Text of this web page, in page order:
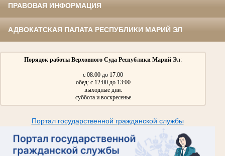
ПРАВОВАЯ ИНФОРМАЦИЯ
АДВОКАТСКАЯ ПАЛАТА РЕСПУБЛИКИ МАРИЙ ЭЛ
Порядок работы Верховного Суда Республики Марий Эл:
с 08:00 до 17:00
обед: с 12:00 до 13:00
выходные дни:
суббота и воскресенье
Портал государственной гражданской службы